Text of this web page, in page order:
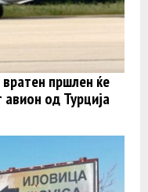
пршлен ќе
од Турција